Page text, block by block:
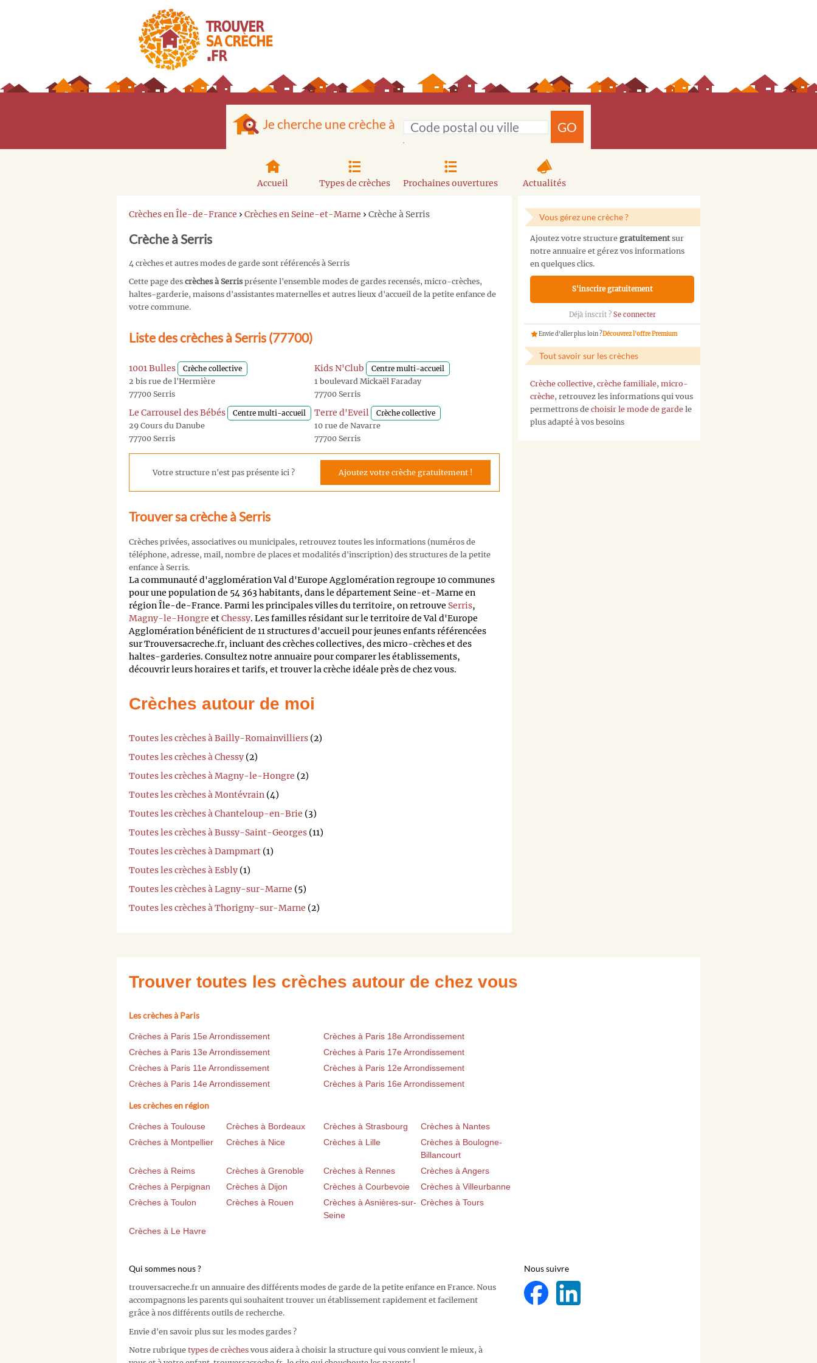
Je cherche une crèche à GO
Accueil Types de crèches Prochaines ouvertures Actualités
Crèches en Île-de-France › Crèches en Seine-et-Marne › Crèche à Serris
Crèche à Serris
4 crèches et autres modes de garde sont référencés à Serris
Cette page des crèches à Serrisprésente l'ensemble modes de gardes recensés, micro-crèches,
haltes-garderie, maisons d'assistantes maternelles et autres lieux d'accueil de la petite enfance de
votre commune.
Liste des crèches à Serris (77700)
1001 Bulles Crèche collective
2 bis rue de l'Hermière
77700 Serris
Kids N'Club Centre multi-accueil
1 boulevard Mickaël Faraday
77700 Serris
Le Carrousel des Bébés Centre multi-accueil
29 Cours du Danube
77700 Serris
Terre d'Eveil Crèche collective
10 rue de Navarre
77700 Serris
Votre structure n'est pas présente ici ? Ajoutez votre crèche gratuitement !
Trouver sa crèche à Serris
Crèches privées, associatives ou municipales, retrouvez toutes les informations (numéros de
téléphone, adresse, mail, nombre de places et modalités d'inscription) des structures de la petite
enfance à Serris.
La communauté d'agglomération Val d'Europe Agglomération regroupe 10 communes
pour une population de 54 363 habitants, dans le département Seine-et-Marne en
région Île-de-France. Parmi les principales villes du territoire, on retrouve Serris,
Magny-le-Hongre etChessy. Les familles résidant sur le territoire de Val d'Europe
Agglomération bénéficient de 11 structures d'accueil pour jeunes enfants référencées
sur Trouversacreche.fr, incluant des crèches collectives, des micro-crèches et des
haltes-garderies. Consultez notre annuaire pour comparer les établissements,
découvrir leurs horaires et tarifs, et trouver la crèche idéale près de chez vous.
Crèches autour de moi
Toutes les crèches à Bailly-Romainvilliers (2)
Toutes les crèches à Chessy (2)
Toutes les crèches à Magny-le-Hongre (2)
Toutes les crèches à Montévrain (4)
Toutes les crèches à Chanteloup-en-Brie (3)
Toutes les crèches à Bussy-Saint-Georges (11)
Toutes les crèches à Dampmart (1)
Toutes les crèches à Esbly (1)
Toutes les crèches à Lagny-sur-Marne (5)
Toutes les crèches à Thorigny-sur-Marne (2)
Vous gérez une crèche ?
Ajoutez votre structure gratuitementsur
notre annuaire et gérez vos informations
en quelques clics.
S'inscrire gratuitement
Déjà inscrit ? Se connecter
Envie d'aller plus loin ?Découvrez l'offre Premium
Tout savoir sur les crèches
Crèche collective, crèche familiale, micro-
crèche, retrouvez les informations qui vous
permettrons de choisir le mode de garde le
plus adapté à vos besoins
Trouver toutes les crèches autour de chez vous
Les crèches à Paris
Crèches à Paris 15e Arrondissement
Crèches à Paris 18e Arrondissement
Crèches à Paris 13e Arrondissement
Crèches à Paris 17e Arrondissement
Crèches à Paris 11e Arrondissement
Crèches à Paris 12e Arrondissement
Crèches à Paris 14e Arrondissement
Crèches à Paris 16e Arrondissement
Les crèches en région
Crèches à Toulouse Crèches à Bordeaux Crèches à Strasbourg
Crèches à Nantes
Crèches à Montpellier
Crèches à Nice Crèches à Lille
Crèches à Boulogne-
Billancourt
Crèches à Reims
Crèches à Grenoble Crèches à Rennes
Crèches à Angers
Crèches à Perpignan
Crèches à Dijon Crèches à Courbevoie
Crèches à Villeurbanne
Crèches à Toulon
Crèches à Rouen
Crèches à Asnières-sur-
Seine
Crèches à Tours
Crèches à Le Havre
Qui sommes nous ?
trouversacreche.fr un annuaire des différents modes de garde de la petite enfance en France. Nous
accompagnons les parents qui souhaitent trouver un établissement rapidement et facilement
grâce à nos différents outils de recherche.
Envie d'en savoir plus sur les modes gardes ?
Notre rubrique types de crèches vous aidera à choisir la structure qui vous convient le mieux, à
Nous suivre